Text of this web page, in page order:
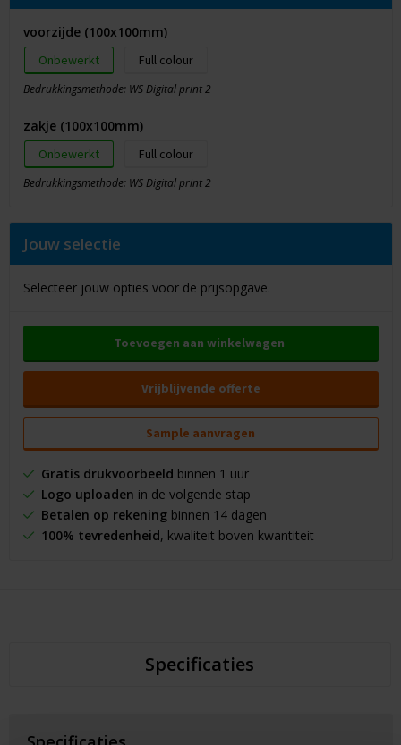
voorzijde (100x100mm)
Onbewerkt Full colour
Bedrukkingsmethode: WS Digital print 2
zakje (100x100mm)
Onbewerkt Full colour
Bedrukkingsmethode: WS Digital print 2
Jouw selectie
Selecteer jouw opties voor de prijsopgave.
Toevoegen aan winkelwagen
Vrijblijvende offerte
Sample aanvragen
Gratis drukvoorbeeld binnen 1 uur
Logo uploaden in de volgende stap
Betalen op rekeningbinnen 14 dagen
100% tevredenheid, kwaliteit boven kwantiteit
Specificaties